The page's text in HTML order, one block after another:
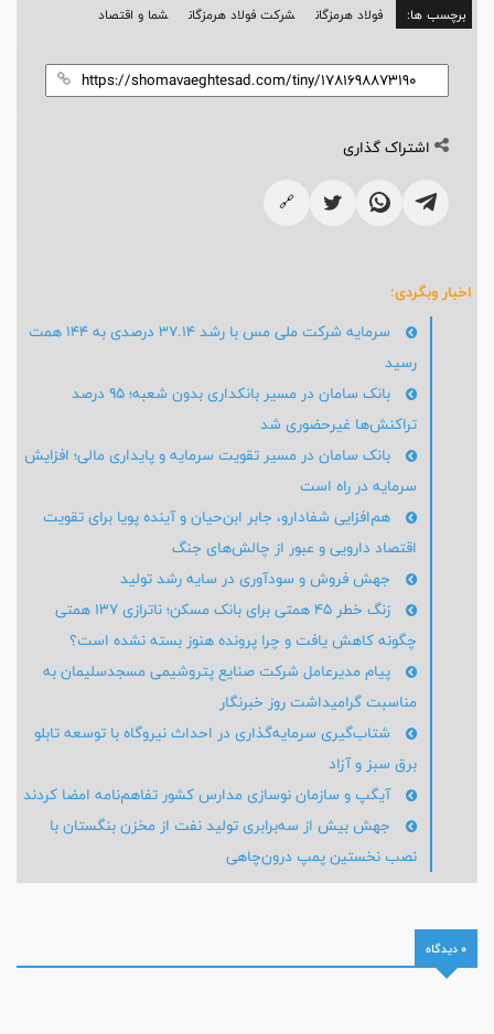
برچسب ها: فولاد هرمزگان شرکت فولاد هرمزگان شما و اقتصاد
اشتراک گذاری
🔗
اخبار وبگردی:
سرمایه شرکت ملی مس با رشد ۳۷.۱۴ درصدی به ۱۴۴ همت
رسید
بانک سامان در مسیر بانکداری بدون شعبه؛ ۹۵ درصد
تراکنش‌ها غیرحضوری شد
بانک سامان در مسیر تقویت سرمایه و پایداری مالی؛ افزایش
سرمایه در راه است
هم‌افزایی شفادارو، جابر ابن‌حیان و آینده پویا برای تقویت
اقتصاد دارویی و عبور از چالش‌های جنگ
جهش فروش و سودآوری در سایه رشد تولید
زنگ خطر ۴۵ همتی برای بانک مسکن؛ ناترازی ۱۳۷ همتی
چگونه کاهش یافت و چرا پرونده هنوز بسته نشده است؟
پیام مدیرعامل شركت صنایع پتروشیمی مسجدسلیمان به
مناسبت گرامیداشت روز خبرنگار
شتاب‌گیری سرمایه‌گذاری در احداث نیروگاه با توسعه تابلو
برق سبز و آزاد
آیگپ و سازمان نوسازی مدارس کشور تفاهم‌نامه امضا کردند
جهش بیش از سه‌برابری تولید نفت از مخزن بنگستان با
نصب نخستین پمپ درون‌چاهی
0 دیدگاه